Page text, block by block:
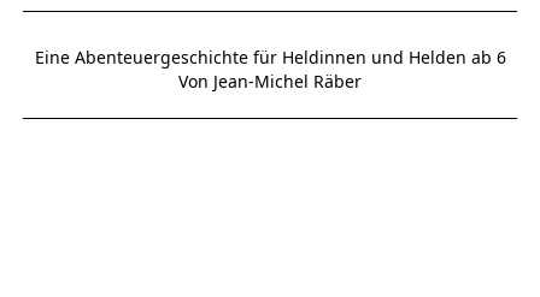
Eine Abenteuergeschichte für Heldinnen und Helden ab 6
Von Jean-Michel Räber